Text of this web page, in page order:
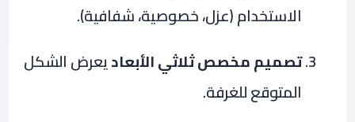
الاستخدام (عزل، خصوصية، شفافية).
تصميم مخصص ثلاثي الأبعاديعرض الشكل
المتوقع للغرفة.